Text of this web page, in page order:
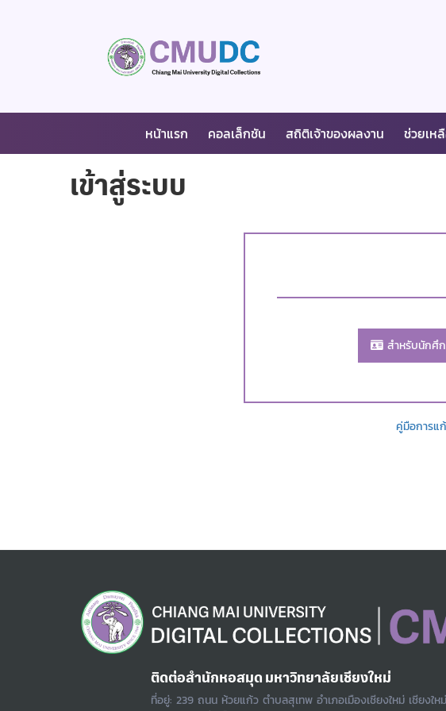
หน้าแรก คอลเล็กชัน สถิติเจ้าของผลงาน ช่วยเห
เข้าสู่ระบบ
สำหรับนักศึ
คู่มือการแ
ติดต่อสำนักหอสมุด มหาวิทยาลัยเชียงใหม่
ที่อยู่: 239 ถนน ห้วยแก้ว ตำบลสุเทพ อำเภอเมืองเชียงใหม่ เชียงใ